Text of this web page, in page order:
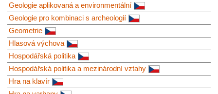
Geologie aplikovaná a environmentální
Geologie pro kombinaci s archeologií
Geometrie
Hlasová výchova
Hospodářská politika
Hospodářská politika a mezinárodní vztahy
Hra na klavír